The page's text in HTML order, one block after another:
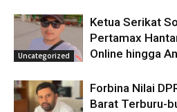
Uncategorized
Ketua Serikat
Pertamax
Online hingga
Forbina Nilai
Barat Terburu-